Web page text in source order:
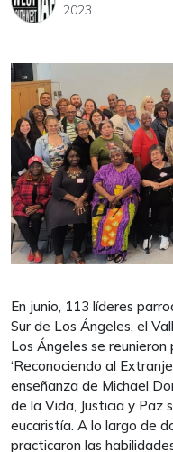
2023
En junio, 113 líderes
Sur de Los Ángeles, el
Los Ángeles se
‘Reconociendo al
enseñanza de Michael
de la Vida, Justicia y Paz
eucaristía. A lo largo de
practicaron las